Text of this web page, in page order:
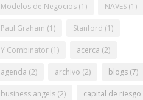
Modelos de Negocios (1) NAVES (1)
Paul Graham (1) Stanford (1)
Y Combinator (1) acerca (2)
agenda (2) archivo (2) blogs (7)
business angels (2) capital de riesgo